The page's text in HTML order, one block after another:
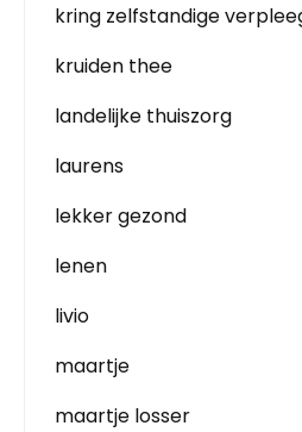
kring zelfstandige
kruiden thee
landelijke thuiszorg
laurens
lekker gezond
lenen
livio
maartje
maartje losser